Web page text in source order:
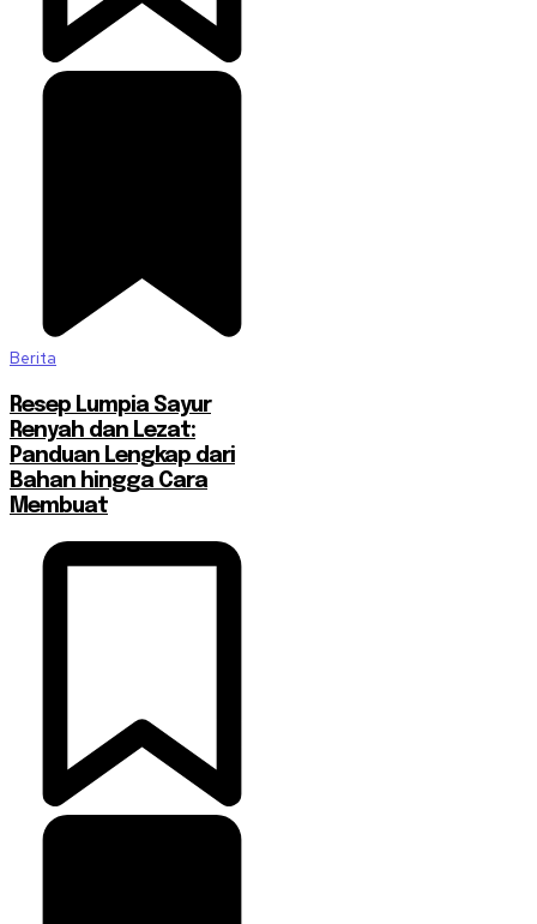
Berita
Resep Lumpia Sayur
Renyah dan Lezat:
Panduan Lengkap dari
Bahan hingga Cara
Membuat